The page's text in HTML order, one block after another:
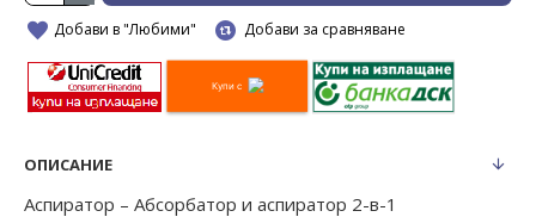
Добави в "Любими" Добави за сравняване
Купи с
ОПИСАНИЕ
Аспиратор – Абсорбатор и аспиратор 2-в-1